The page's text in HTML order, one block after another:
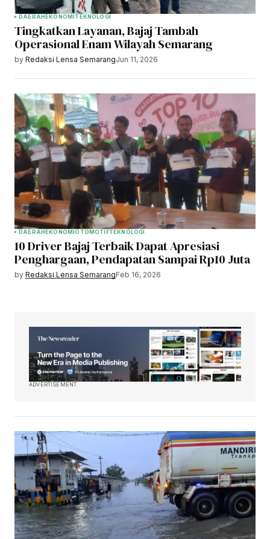
DAERAH EKONOMI TEKNOLOGI
Tingkatkan Layanan, Bajaj Tambah
Operasional Enam Wilayah Semarang
by Redaksi Lensa SemarangJun 11, 2026
DAERAHEKONOMIOTOMOTIFTEKNOLOGI
10 Driver Bajaj Terbaik Dapat Apresiasi
Penghargaan, Pendapatan Sampai Rp10 Juta
by Redaksi Lensa SemarangFeb 16, 2026
ADVERTISEMENT